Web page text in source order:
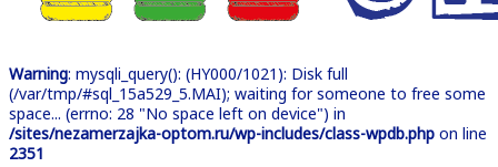
Warning: mysqli_query(): (HY000/1021): Disk full
(/var/tmp/#sql_15a529_5.MAI); waiting for someone to free some
space... (errno: 28 "No space left on device") in
/sites/nezamerzajka-optom.ru/wp-includes/class-wpdb.php on line
2351